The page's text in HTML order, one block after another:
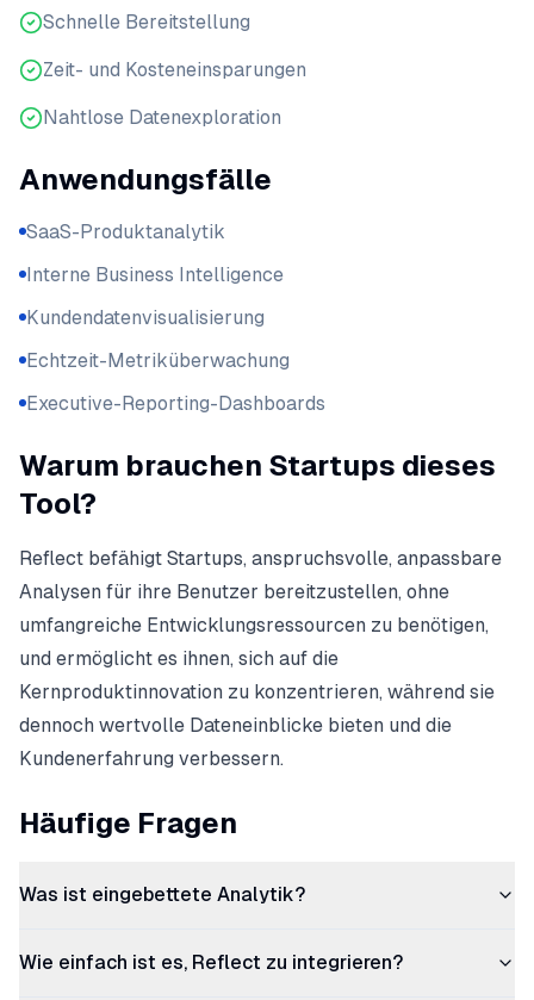
Schnelle Bereitstellung
Zeit- und Kosteneinsparungen
Nahtlose Datenexploration
Anwendungsfälle
SaaS-Produktanalytik
Interne Business Intelligence
Kundendatenvisualisierung
Echtzeit-Metriküberwachung
Executive-Reporting-Dashboards
Warum brauchen Startups dieses
Tool?
Reflect befähigt Startups, anspruchsvolle, anpassbare
Analysen für ihre Benutzer bereitzustellen, ohne
umfangreiche Entwicklungsressourcen zu benötigen,
und ermöglicht es ihnen, sich auf die
Kernproduktinnovation zu konzentrieren, während sie
dennoch wertvolle Dateneinblicke bieten und die
Kundenerfahrung verbessern.
Häufige Fragen
Was ist eingebettete Analytik?
Wie einfach ist es, Reflect zu integrieren?